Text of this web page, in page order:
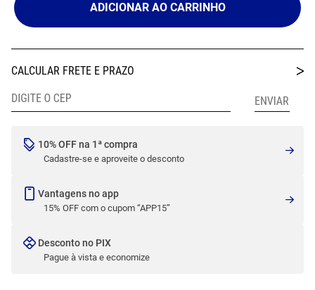
ADICIONAR AO CARRINHO
10% OFF na 1ª compra
Cadastre-se e aproveite o desconto
Vantagens no app
15% OFF com o cupom “APP15”
Desconto no PIX
Pague à vista e economize